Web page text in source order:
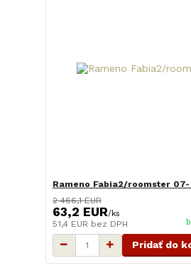
Rameno Fabia2/roomster 07-
2 466,1 EUR
63,2 EUR/ks
51,4 EUR bez DPH
Pridať do